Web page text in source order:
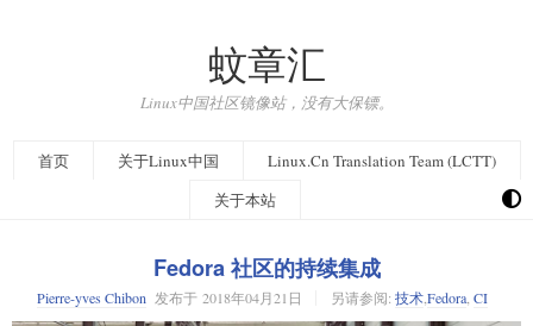
蚊章汇
Linux中国社区镜像站，没有大保镖。
首页 关于Linux中国
Linux.Cn Translation Team (LCTT)
关于本站
Fedora 社区的持续集成
Pierre-yves Chibon 发布于 2018年04月21日 另请参阅: 技术,Fedora, CI